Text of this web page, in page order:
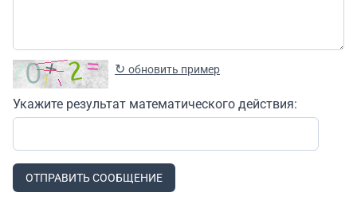
↻ обновить пример
Укажите результат математического действия:
ОТПРАВИТЬ СООБЩЕНИЕ